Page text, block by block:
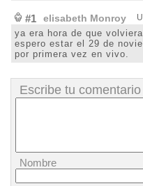
#1 elisabeth Monroy
ya era hora de que
espero estar el 29 de
por primera vez en vivo.
Escribe tu comentario
Nombre